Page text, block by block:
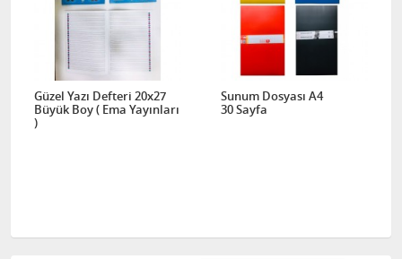
Güzel Yazı Defteri 20x27
Büyük Boy ( Ema Yayınları
)
Sunum Dosyası A4
30 Sayfa